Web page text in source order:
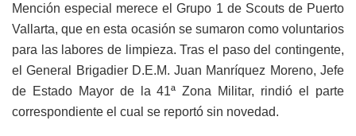
Mención especial merece el Grupo 1 de Scouts de Puerto
Vallarta, que en esta ocasión se sumaron como voluntarios
para las labores de limpieza.Tras el paso del contingente,
el General Brigadier D.E.M. Juan Manríquez Moreno, Jefe
de Estado Mayor de la 41ª Zona Militar, rindió el parte
correspondiente el cual se reportó sin novedad.